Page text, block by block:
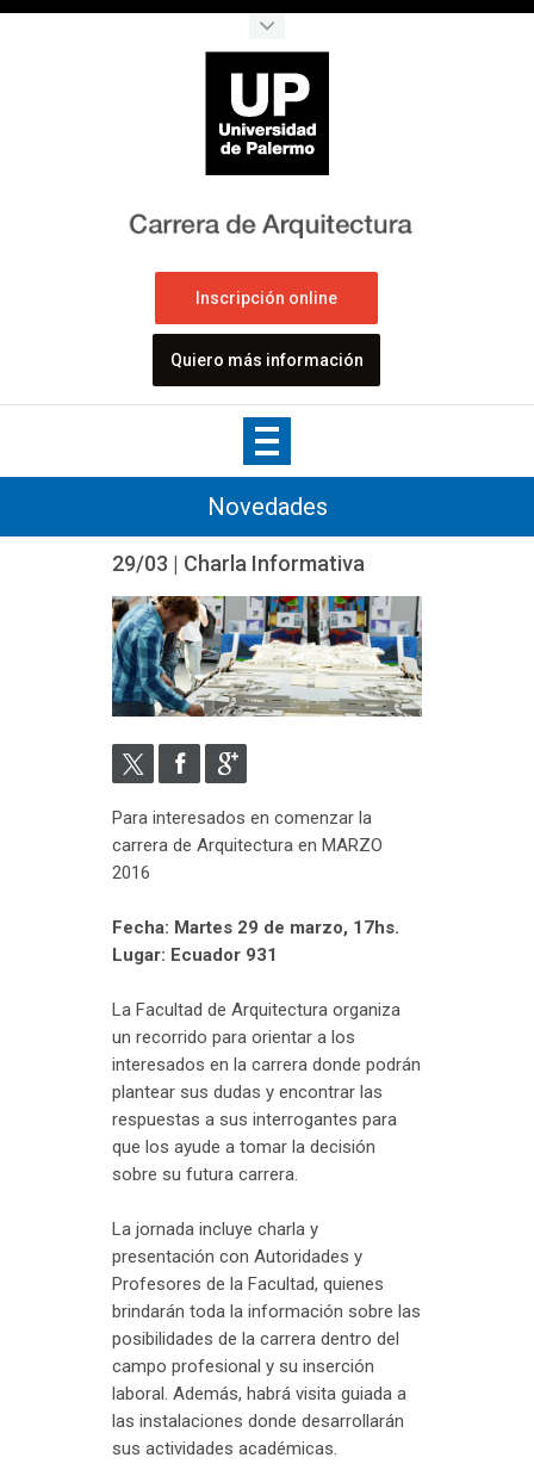
Inscripción online
Quiero más información
Novedades
29/03 | Charla Informativa
Para interesados en comenzar la
carrera de Arquitectura en MARZO
2016
Fecha: Martes 29 de marzo, 17hs.
Lugar: Ecuador 931
La Facultad de Arquitectura organiza
un recorrido para orientar a los
interesados en la carrera donde podrán
plantear sus dudas y encontrar las
respuestas a sus interrogantes para
que los ayude a tomar la decisión
sobre su futura carrera.
La jornada incluye charla y
presentación con Autoridades y
Profesores de la Facultad, quienes
brindarán toda la información sobre las
posibilidades de la carrera dentro del
campo profesional y su inserción
laboral. Además, habrá visita guiada a
las instalaciones donde desarrollarán
sus actividades académicas.